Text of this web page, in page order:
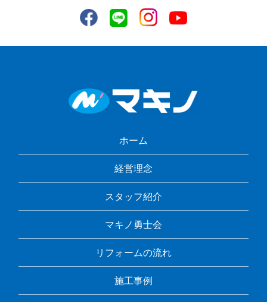
ホーム
経営理念
スタッフ紹介
マキノ勇士会
リフォームの流れ
施工事例